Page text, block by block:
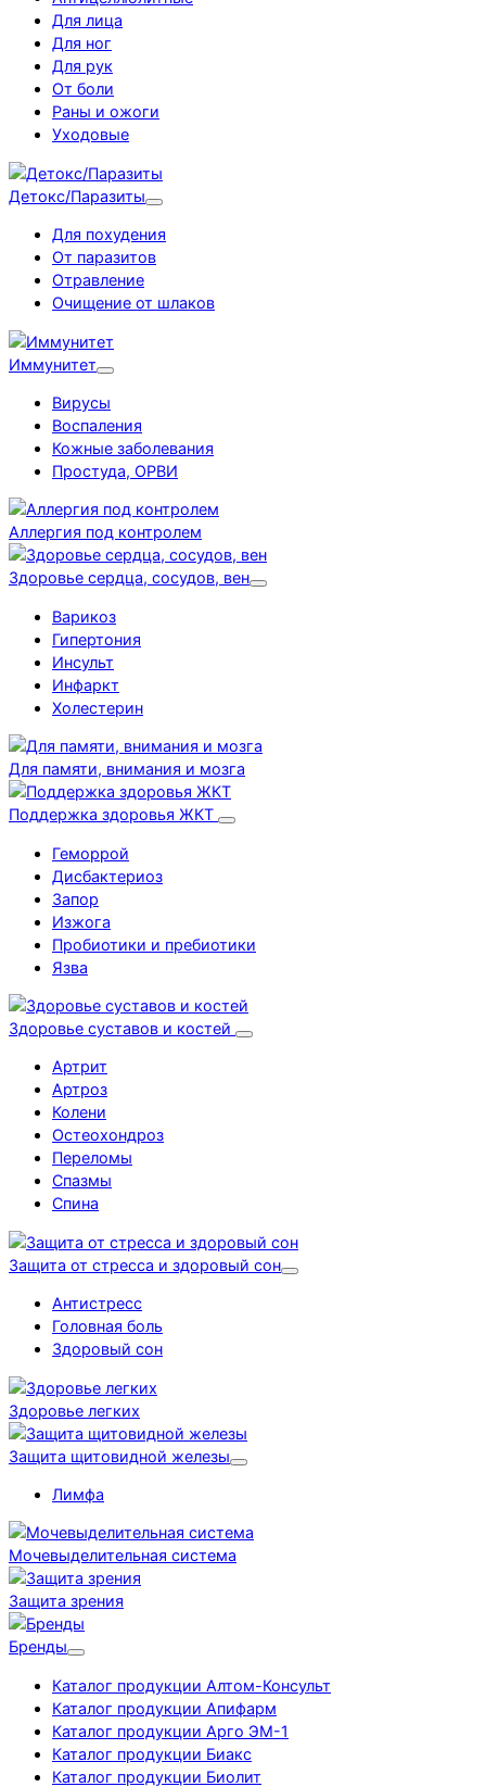
Для лица
Для ног
Для рук
От боли
Раны и ожоги
Уходовые
Детокс/Паразиты
Для похудения
От паразитов
Отравление
Очищение от шлаков
Иммунитет
Вирусы
Воспаления
Кожные заболевания
Простуда, ОРВИ
Аллергия под контролем
Здоровье сердца, сосудов, вен
Варикоз
Гипертония
Инсульт
Инфаркт
Холестерин
Для памяти, внимания и мозга
Поддержка здоровья ЖКТ
Геморрой
Дисбактериоз
Запор
Изжога
Пробиотики и пребиотики
Язва
Здоровье суставов и костей
Артрит
Артроз
Колени
Остеохондроз
Переломы
Спазмы
Спина
Защита от стресса и здоровый сон
Антистресс
Головная боль
Здоровый сон
Здоровье легких
Защита щитовидной железы
Лимфа
Мочевыделительная система
Защита зрения
Бренды
Каталог продукции Алтом-Консульт
Каталог продукции Апифарм
Каталог продукции Арго ЭМ-1
Каталог продукции Биакс
Каталог продукции Биолит